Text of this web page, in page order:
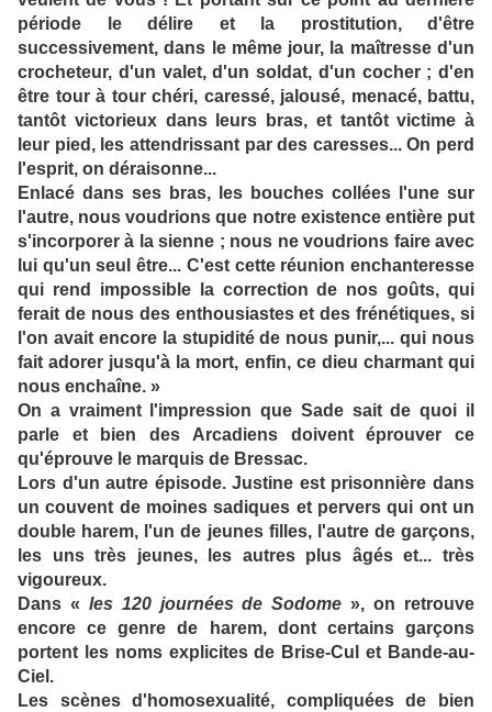
période le délire et la prostitution, d'être
successivement, dans le même jour, la maîtresse d'un
crocheteur, d'un valet, d'un soldat, d'un cocher ; d'en
être tour à tour chéri, caressé, jalousé, menacé, battu,
tantôt victorieux dans leurs bras, et tantôt victime à
leur pied, les attendrissant par des caresses... On perd
l'esprit, on déraisonne...
Enlacé dans ses bras, les bouches collées l'une sur
l'autre, nous voudrions que notre existence entière put
s'incorporer à la sienne ; nous ne voudrions faire avec
lui qu'un seul être... C'est cette réunion enchanteresse
qui rend impossible la correction de nos goûts, qui
ferait de nous des enthousiastes et des frénétiques, si
l'on avait encore la stupidité de nous punir,... qui nous
fait adorer jusqu'à la mort, enfin, ce dieu charmant qui
nous enchaîne. »
On a vraiment l'impression que Sade sait de quoi il
parle et bien des Arcadiens doivent éprouver ce
qu'éprouve le marquis de Bressac.
Lors d'un autre épisode. Justine est prisonnière dans
un couvent de moines sadiques et pervers qui ont un
double harem, l'un de jeunes filles, l'autre de garçons,
les uns très jeunes, les autres plus âgés et... très
vigoureux.
Dans « les 120 journées de Sodome », on retrouve
encore ce genre de harem, dont certains garçons
portent les noms explicites de Brise-Cul et Bande-au-
Ciel.
Les scènes d'homosexualité, compliquées de bien